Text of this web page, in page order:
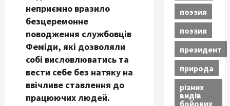
неприємно вразило
безцеремонне
поводження службовців
Феміди, які дозволяли
собі висловлюватись та
вести себе без натяку на
ввічливе ставлення до
працюючих людей.
поэзия
поэзия
президент
природа
різних
видів
бойових